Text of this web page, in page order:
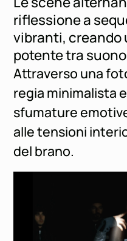
riflessione a
vibranti,
potente tra
Attraverso una
regia minimalista
sfumature
alle tensioni
del brano.